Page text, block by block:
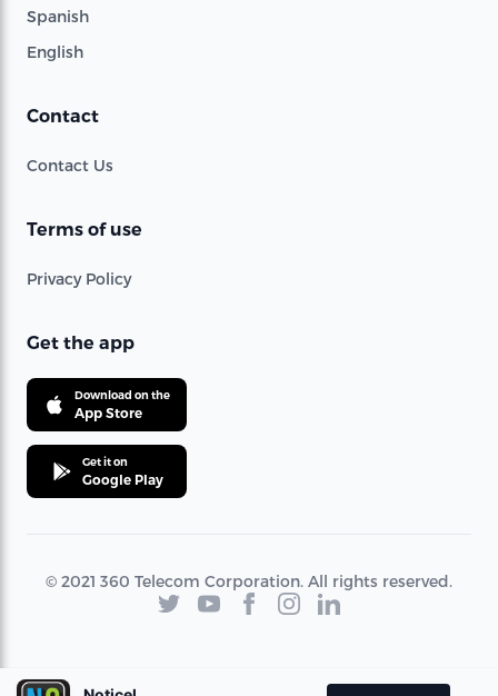
Spanish
English
Contact
Contact Us
Terms of use
Privacy Policy
Get the app
Download on the
App Store
Get it on
Google Play
© 2021 360 Telecom Corporation. All rights reserved.